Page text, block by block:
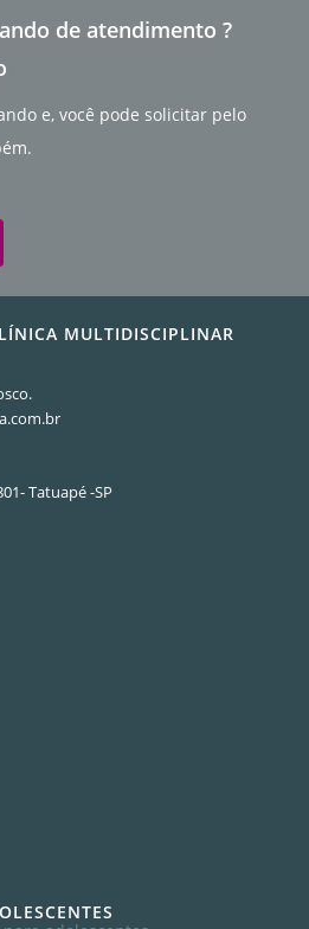
de atendimento ?
e, você pode solicitar pelo
MULTIDISCIPLINAR
Tatuapé -SP